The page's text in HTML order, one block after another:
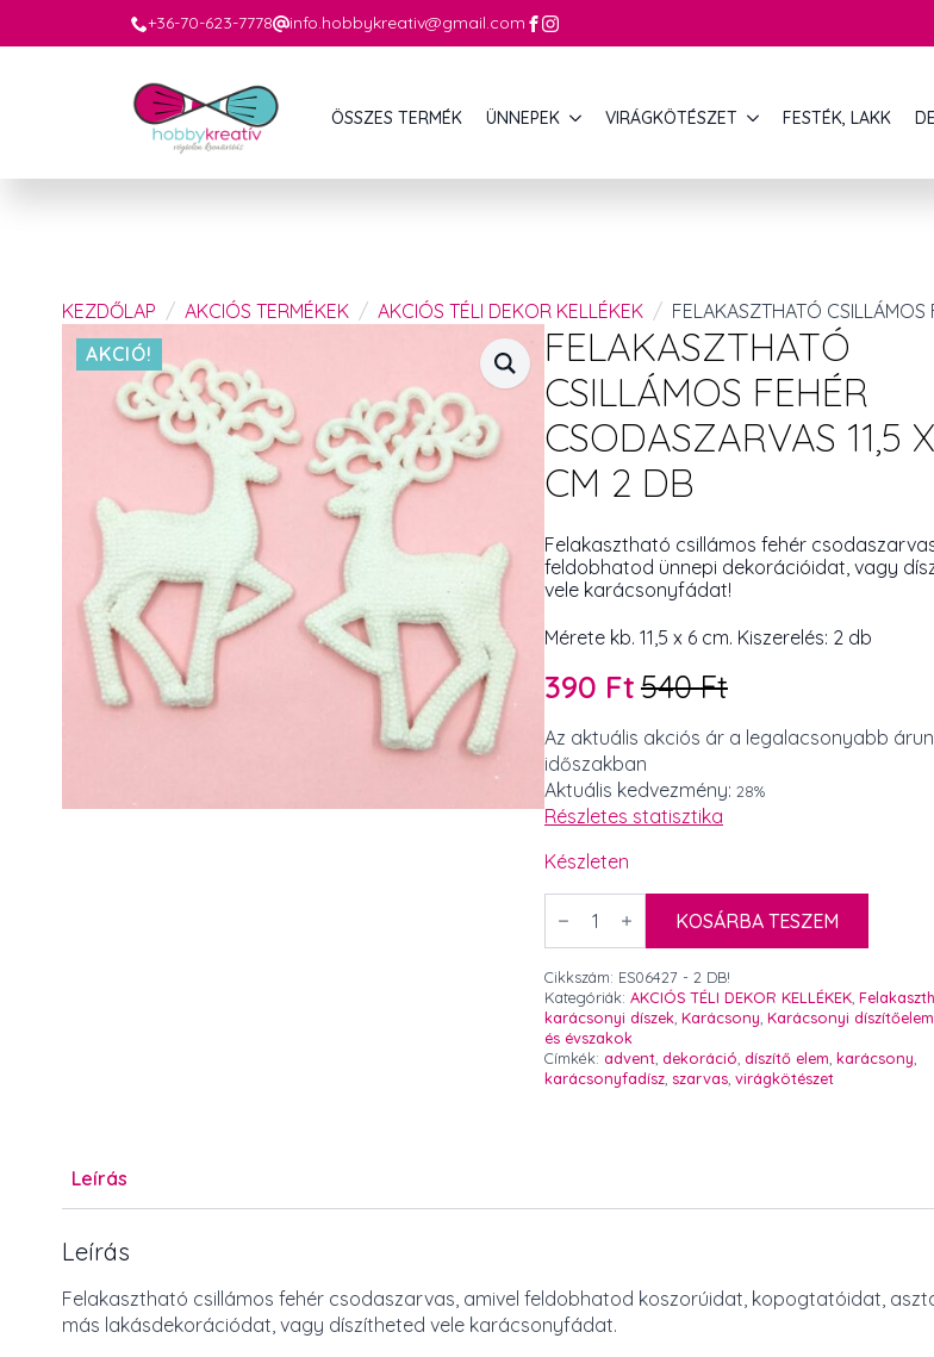
+36-70-623-7778 info.hobbykreativ@gmail.com
ÖSSZES TERMÉK ÜNNEPEK VIRÁGKÖTÉSZET FESTÉK, LAKK
KEZDŐLAP AKCIÓS TERMÉKEK AKCIÓS TÉLI DEKOR KELLÉKEK
FELAKASZTHATÓ CSILLÁMOS
AKCIÓ!
FELAKASZTHATÓ
CSILLÁMOS FEHÉR
CSODASZARVAS 11,5
CM 2 DB
Felakasztható csillámos fehér
feldobhatod ünnepi dekorációidat, vagy
vele karácsonyfádat!
Mérete kb. 11,5 x 6 cm. Kiszerelés: 2 db
540Ft
Original
price
was:
540 Ft.
390 Ft
Current
price
is:
390 Ft.
Az aktuális akciós ár a legalacsonyabb
időszakban
Aktuális kedvezmény: 28%
Részletes statisztika
Készleten
Felakasztható
csillámos
11,5
x
6
cm
2
db
mennyiség
KOSÁRBA TESZEM
Cikkszám: ES06427 - 2 DB!
Kategóriák: AKCIÓS TÉLI DEKOR KELLÉKEK,
karácsonyi díszek, Karácsony, Karácsonyi
és évszakok
Címkék: advent, dekoráció, díszítő elem, karácsony,
karácsonyfadísz, szarvas, virágkötészet
Leírás
Leírás
Felakasztható csillámos fehér csodaszarvas, amivel feldobhatod koszorúidat, kopogtatóidat,
más lakásdekorációdat, vagy díszítheted vele karácsonyfádat.